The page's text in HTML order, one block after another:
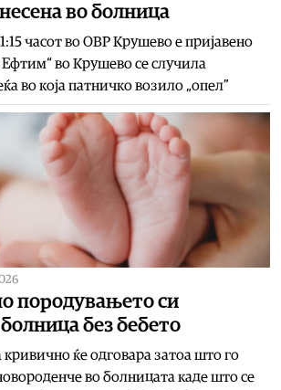
во болница
часот во ОВР Крушево е пријавено
во Крушево се случила
во која патничко возило „опел”
породувањето си
без бебето
ќе одговара затоа што го
во болницата каде што се